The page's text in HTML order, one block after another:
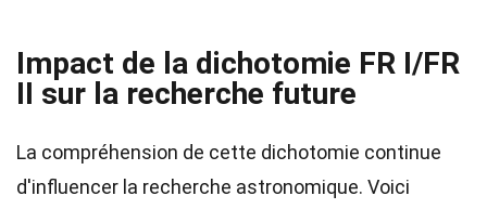
Impact de la dichotomie FR I/FR
II sur la recherche future
La compréhension de cette dichotomie continue
d'influencer la recherche astronomique. Voici